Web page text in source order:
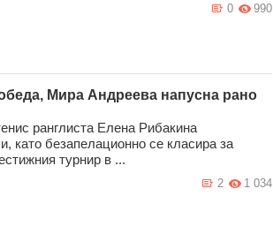
990
0
Мира Андреева напусна рано
ранглиста Елена Рибакина
като безапелационно се класира за
турнир в ...
1 034
2